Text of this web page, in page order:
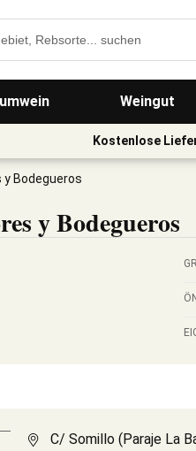
Weingut
Kostenlose
Bodegueros
y Bodegueros
C/ Somillo (Paraje La